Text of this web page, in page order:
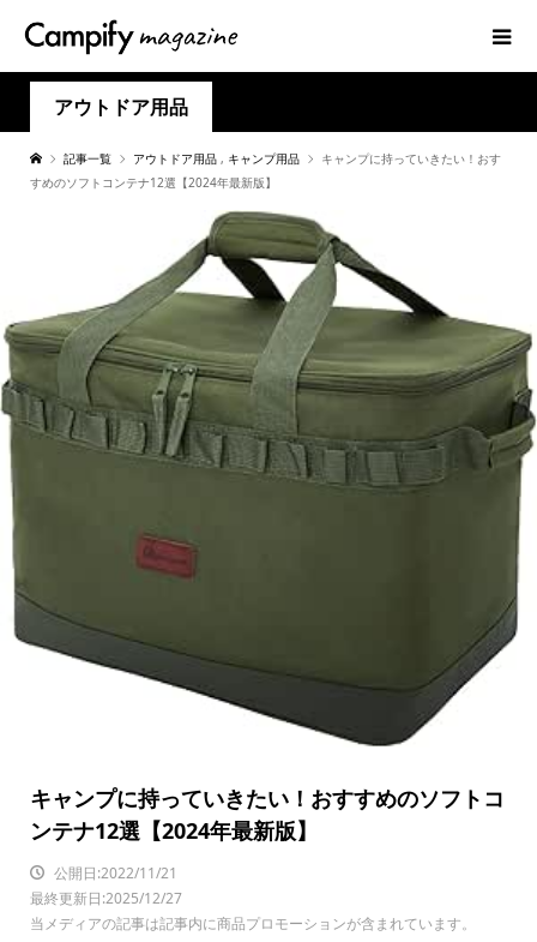
アウトドア用品
記事一覧 アウトドア用品 , キャンプ用品
キャンプに持っていきたい！おす
すめのソフトコンテナ12選【2024年最新版】
キャンプに持っていきたい！おすすめのソフトコ
ンテナ12選【2024年最新版】
公開日:2022/11/21
最終更新日:2025/12/27
当メディアの記事は記事内に商品プロモーションが含まれています。